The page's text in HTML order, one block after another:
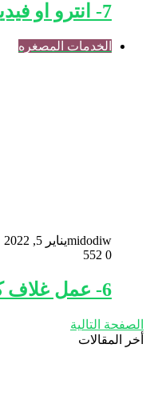
7- انترو او فيديو لموقعك او منتجك
الخدمات المصغره
midodiwيناير 5, 2022
0
6- عمل غلاف كتاب ثلاثي الابعاد
الصفحة التالية
أخر المقالات